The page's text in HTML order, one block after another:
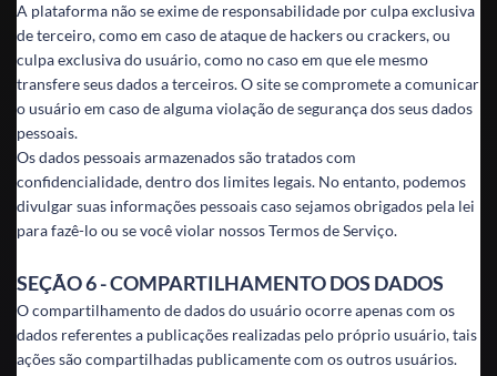
A plataforma não se exime de responsabilidade por culpa exclusiva
de terceiro, como em caso de ataque de hackers ou crackers, ou
culpa exclusiva do usuário, como no caso em que ele mesmo
transfere seus dados a terceiros. O site se compromete a comunicar
o usuário em caso de alguma violação de segurança dos seus dados
pessoais.
Os dados pessoais armazenados são tratados com
confidencialidade, dentro dos limites legais. No entanto, podemos
divulgar suas informações pessoais caso sejamos obrigados pela lei
para fazê-lo ou se você violar nossos Termos de Serviço.
SEÇÃO 6 - COMPARTILHAMENTO DOS DADOS
O compartilhamento de dados do usuário ocorre apenas com os
dados referentes a publicações realizadas pelo próprio usuário, tais
ações são compartilhadas publicamente com os outros usuários.